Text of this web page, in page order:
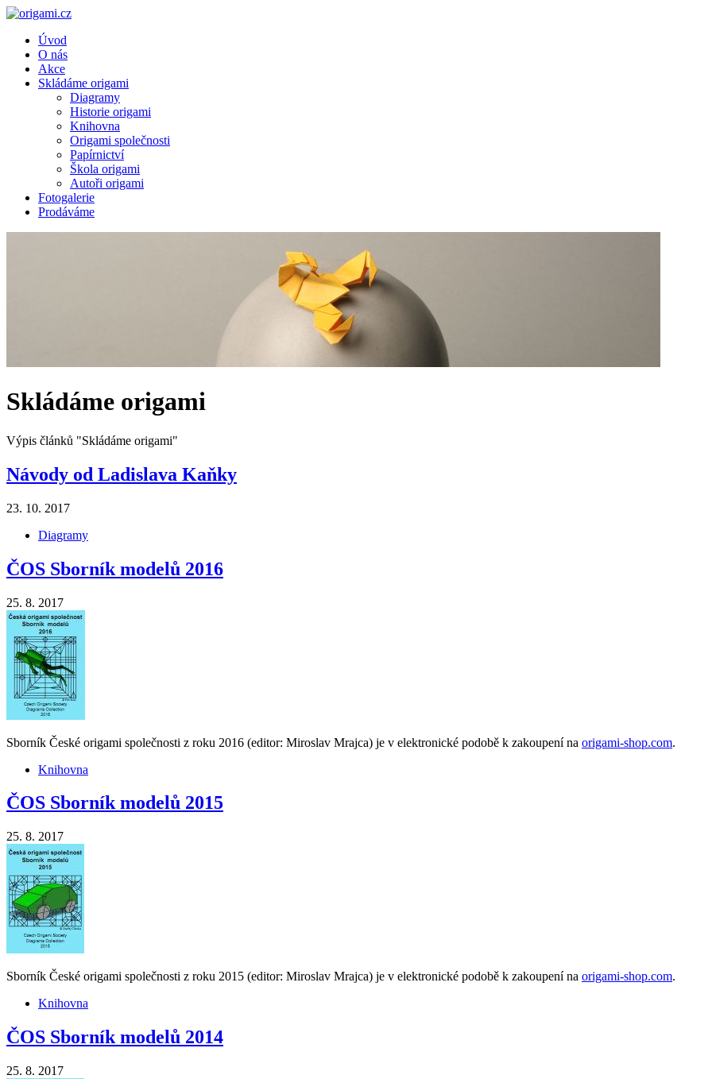
Úvod
O nás
Akce
Skládáme origami
Diagramy
Historie origami
Knihovna
Origami společnosti
Papírnictví
Škola origami
Autoři origami
Fotogalerie
Prodáváme
Skládáme origami
Výpis článků "Skládáme origami"
Návody od Ladislava Kaňky
23. 10. 2017
Diagramy
ČOS Sborník modelů 2016
25. 8. 2017
Sborník České origami společnosti z roku 2016 (editor: Miroslav Mrajca) je v elektronické podobě k zakoupení na origami-shop.com.
Knihovna
ČOS Sborník modelů 2015
25. 8. 2017
Sborník České origami společnosti z roku 2015 (editor: Miroslav Mrajca) je v elektronické podobě k zakoupení na origami-shop.com.
Knihovna
ČOS Sborník modelů 2014
25. 8. 2017